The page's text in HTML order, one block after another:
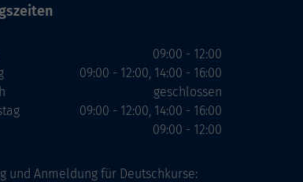
09:00 - 12:00
09:00 - 12:00, 14:00 - 16:00
geschlossen
09:00 - 12:00, 14:00 - 16:00
09:00 - 12:00
und Anmeldung für Deutschkurse: